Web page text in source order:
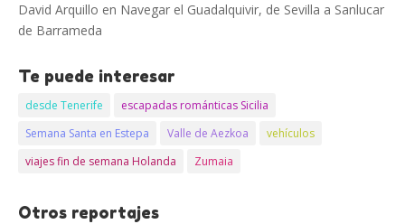
David Arquillo en Navegar el Guadalquivir, de Sevilla a Sanlucar
de Barrameda
Te puede interesar
desde Tenerife
escapadas románticas Sicilia
Semana Santa en Estepa
Valle de Aezkoa
vehículos
viajes fin de semana Holanda
Zumaia
Otros reportajes